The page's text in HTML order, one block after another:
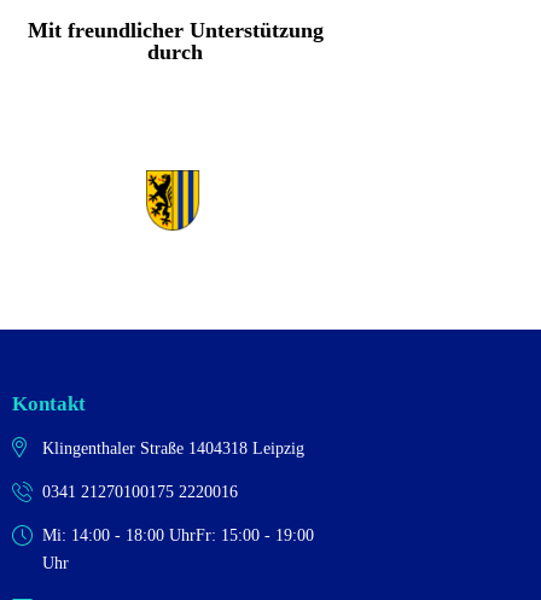
Mit freundlicher Unterstützung
durch
Kontakt
Klingenthaler Straße 1404318 Leipzig
0341 21270100175 2220016
Mi: 14:00 - 18:00 UhrFr: 15:00 - 19:00
Uhr